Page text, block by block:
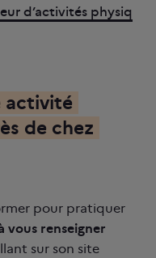
d’activités physiq
activité
ès de chez
pour pratiquer
vous renseigner
sur son site